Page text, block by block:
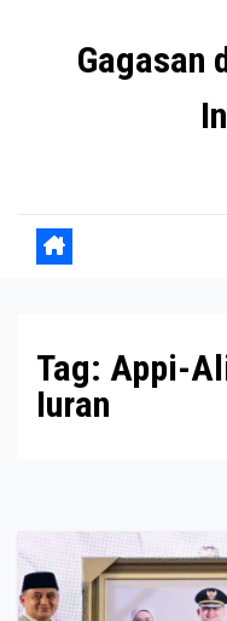
Gagasan
Tag: Appi-
Iuran